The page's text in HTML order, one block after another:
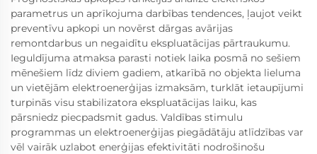
parametrus un aprīkojuma darbības tendences, ļaujot veikt
preventīvu apkopi un novērst dārgas avārijas
remontdarbus un negaidītu ekspluatācijas pārtraukumu.
Ieguldījuma atmaksa parasti notiek laika posmā no sešiem
mēnešiem līdz diviem gadiem, atkarībā no objekta lieluma
un vietējām elektroenerģijas izmaksām, turklāt ietaupījumi
turpinās visu stabilizatora ekspluatācijas laiku, kas
pārsniedz piecpadsmit gadus. Valdības stimulu
programmas un elektroenerģijas piegādātāju atlīdzības var
vēl vairāk uzlabot enerģijas efektivitāti nodrošinošu